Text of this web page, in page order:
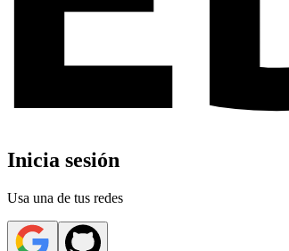
Inicia sesión
Usa una de tus redes